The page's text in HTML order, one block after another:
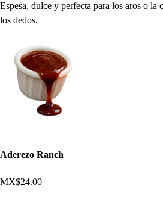
Espesa, dulce y perfecta para los aros o la
los dedos.
Aderezo Ranch
MX$24.00